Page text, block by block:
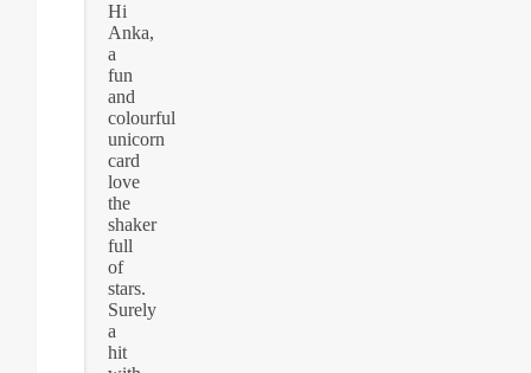
Hi
Anka,
a
fun
and
colourful
unicorn
card
love
the
shaker
full
of
stars.
Surely
a
hit